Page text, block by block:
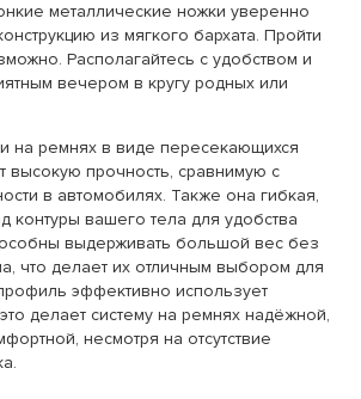
металлические ножки уверенно
из мягкого бархата. Пройти
Располагайтесь с удобством и
вечером в кругу родных или
на ремнях в виде пересекающихся
высокую прочность, сравнимую с
в автомобилях. Также она гибкая,
контуры вашего тела для удобства
выдерживать большой вес без
что делает их отличным выбором для
эффективно использует
делает систему на ремнях надёжной,
несмотря на отсутствие